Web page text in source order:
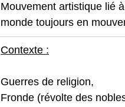
Mouvement artistique lié
monde toujours en
Contexte :
Guerres de religion,
Fronde (révolte des